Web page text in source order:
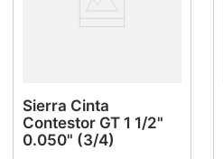
Sierra Cinta
Contestor GT 1 1/2"
0.050" (3/4)